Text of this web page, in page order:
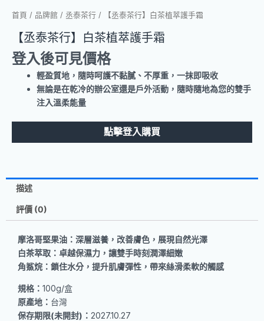
首頁 / 品牌館 / 丞泰茶行 / 【丞泰茶行】白茶植萃護手霜
【丞泰茶行】白茶植萃護手霜
登入後可見價格
輕盈質地，隨時呵護不黏膩、不厚重，一抹即吸收
無論是在乾冷的辦公室還是戶外活動，隨時隨地為您的雙手
注入溫柔能量
點擊登入購買
描述
評價 (0)
摩洛哥堅果油：深層滋養，改善膚色，展現自然光澤
白茶萃取：卓越保濕力，讓雙手時刻潤澤細嫩
角鯊烷：鎖住水分，提升肌膚彈性，帶來絲滑柔軟的觸感
規格： 100g/盒
原產地： 台灣
保存期限(未開封)： 2027.10.27